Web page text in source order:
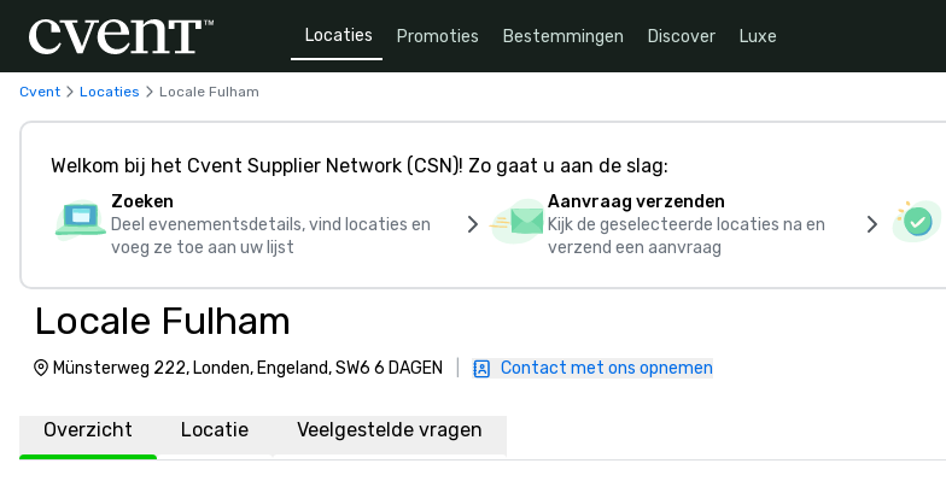
Locaties Promoties Bestemmingen Discover Luxe
Cvent Locaties Locale Fulham
Welkom bij het Cvent Supplier Network (CSN)! Zo gaat u aan de slag:
Zoeken
Deel evenementsdetails, vind locaties en
voeg ze toe aan uw lijst
Aanvraag verzenden
Kijk de geselecteerde locaties na en
verzend een aanvraag
Locale Fulham
Münsterweg 222, Londen, Engeland, SW6 6 DAGEN Contact met ons opnemen
Overzicht Locatie Veelgestelde vragen